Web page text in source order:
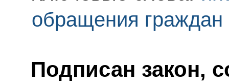
обращения граждан
Подписан закон,